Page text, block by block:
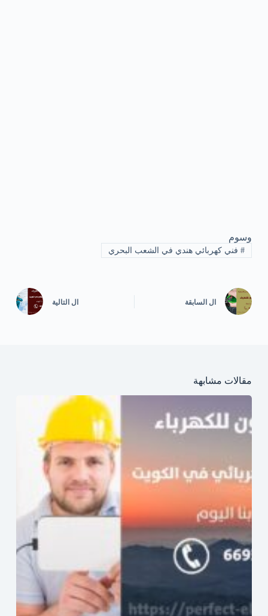
وسوم
#فني كهربائي هندي في الشعب البحري
ال السابقة ال التالية
مقالات مشابهة